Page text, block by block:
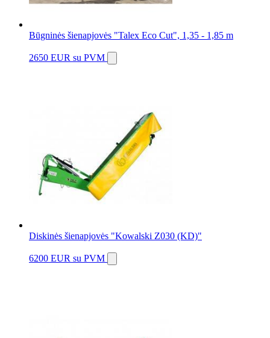
Būgninės šienapjovės "Talex Eco Cut", 1,35 - 1,85 m
2650 EUR su PVM
Diskinės šienapjovės "Kowalski Z030 (KD)"
6200 EUR su PVM